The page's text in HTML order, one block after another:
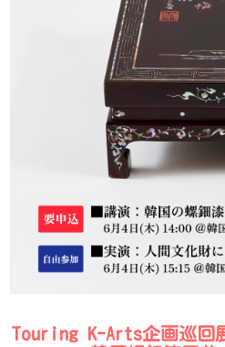
Touring K-Arts企画巡回